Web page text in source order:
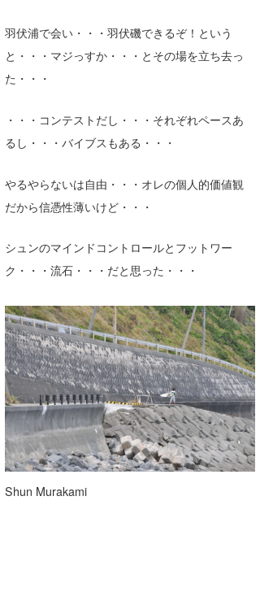
羽伏浦で会い・・・羽伏磯できるぞ！という
と・・・マジっすか・・・とその場を立ち去っ
た・・・
・・・コンテストだし・・・それぞれペースあ
るし・・・バイブスもある・・・
やるやらないは自由・・・オレの個人的価値観
だから信憑性薄いけど・・・
シュンのマインドコントロールとフットワー
ク・・・流石・・・だと思った・・・
Shun Murakami